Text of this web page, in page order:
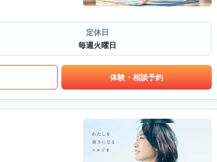
定休日
毎週火曜日
体験・相談予約